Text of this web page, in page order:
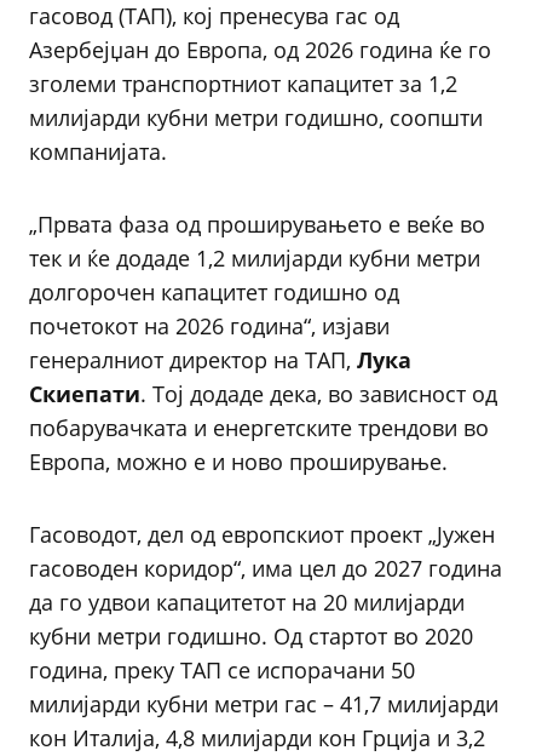
гасовод (TAП), кој пренесува гас од
Азербејџан до Европа, од 2026 година ќе го
зголеми транспортниот капацитет за 1,2
милијарди кубни метри годишно, соопшти
компанијата.
„Првата фаза од проширувањето е веќе во
тек и ќе додаде 1,2 милијарди кубни метри
долгорочен капацитет годишно од
почетокот на 2026 година“, изјави
генералниот директор на TAП, Лука
Скиепати. Тој додаде дека, во зависност од
побарувачката и енергетските трендови во
Европа, можно е и ново проширување.
Гасоводот, дел од европскиот проект „Јужен
гасоводен коридор“, има цел до 2027 година
да го удвои капацитетот на 20 милијарди
кубни метри годишно. Од стартот во 2020
година, преку TAП се испорачани 50
милијарди кубни метри гас – 41,7 милијарди
кон Италија, 4,8 милијарди кон Грција и 3,2